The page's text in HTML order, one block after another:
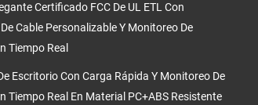
Certificado FCC De UL ETL Con
Cable Personalizable Y Monitoreo De
Tiempo Real
Escritorio Con Carga Rápida Y Monitoreo De
Tiempo Real En Material PC+ABS Resistente